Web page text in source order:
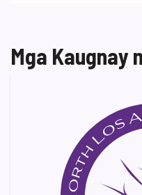
Mga Kaugnay